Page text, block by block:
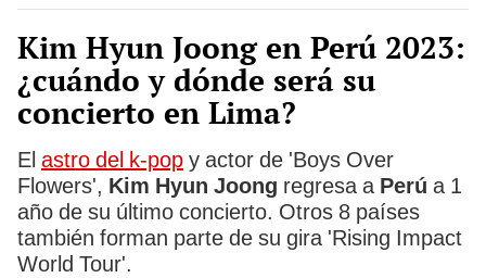
Kim Hyun Joong en Perú 2023:
¿cuándo y dónde será su
concierto en Lima?
El astro del k-pop y actor de 'Boys Over
Flowers', Kim Hyun Joong regresa a Perú a 1
año de su último concierto. Otros 8 países
también forman parte de su gira 'Rising Impact
World Tour'.